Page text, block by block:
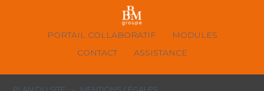
FooterPORTAIL COLLABORATIF
MODULES
CONTACT
ASSISTANCE